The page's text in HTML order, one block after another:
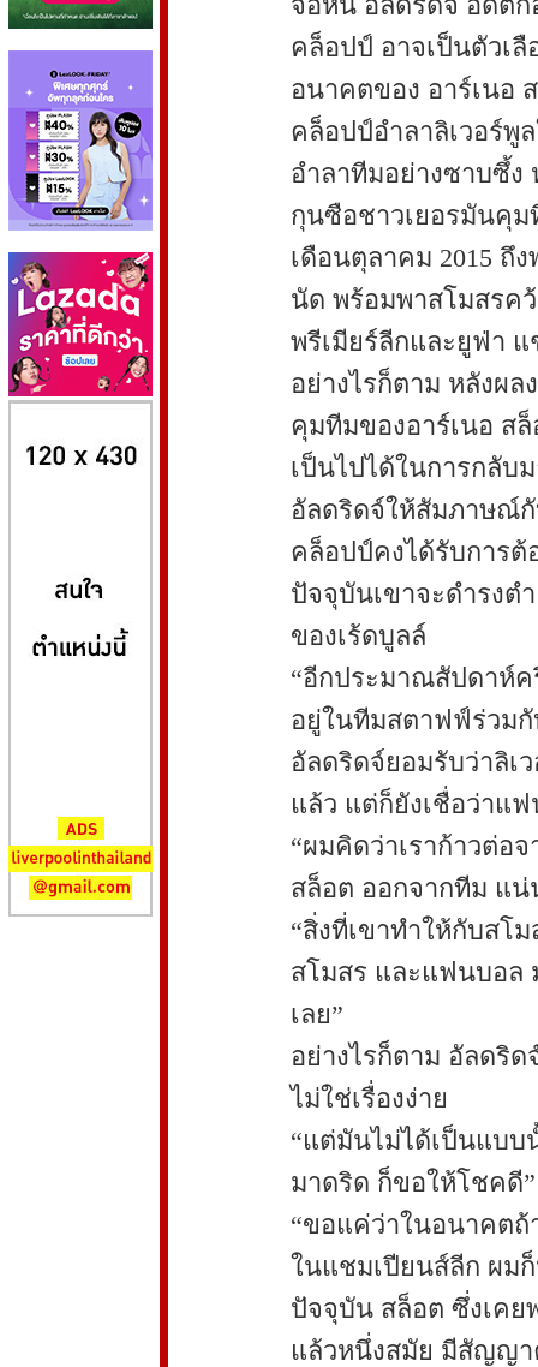
คล็อปป์ อาจเป็นตัวเ
อนาคตของ อาร์เนอ
คล็อปป์อำลาลิเวอร์พู
อำลาทีมอย่างซาบซึ้ง
กุนซือชาวเยอรมันคุม
เดือนตุลาคม 2015 ถึ
นัด พร้อมพาสโมสรค
พรีเมียร์ลีกและยูฟ่า
อย่างไรก็ตาม หลังผล
คุมทีมของอาร์เนอ ส
เป็นไปได้ในการกลับ
อัลดริดจ์ให้สัมภาษณ์กั
คล็อปป์คงได้รับการ
ปัจจุบันเขาจะดำรงต
ของเร้ดบูลล์
“อีกประมาณสัปดาห์
อยู่ในทีมสตาฟฟ์ร่วมกั
อัลดริดจ์ยอมรับว่าลิเ
แล้ว แต่ก็ยังเชื่อว่าแ
“ผมคิดว่าเราก้าวต่อ
สล็อต ออกจากทีม แน่
“สิ่งที่เขาทำให้กับสโ
สโมสร และแฟนบอล
เลย”
อย่างไรก็ตาม อัลดริ
ไม่ใช่เรื่องง่าย
“แต่มันไม่ได้เป็นแบบ
มาดริด ก็ขอให้โชคดี”
“ขอแค่ว่าในอนาคตถ้
ในแชมเปียนส์ลีก ผมก็
ปัจจุบัน สล็อต ซึ่งเคย
แล้วหนึ่งสมัย มีสัญญา